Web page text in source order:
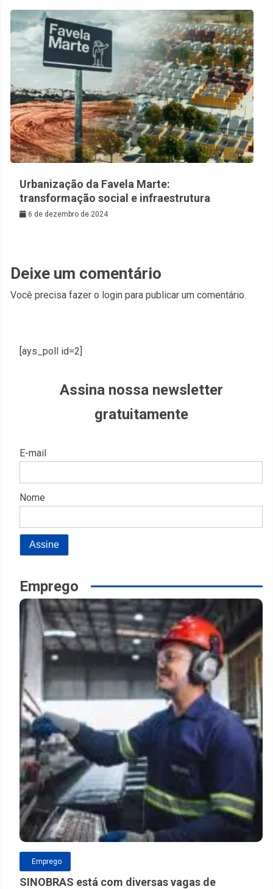
Urbanização da Favela Marte:
transformação social e infraestrutura
6 de dezembro de 2024
Deixe um comentário
Você precisa fazer o login para publicar um comentário.
[ays_poll id=2]
Assina nossa newsletter
gratuitamente
E-mail
Nome
Emprego
Emprego
SINOBRAS está com diversas vagas de